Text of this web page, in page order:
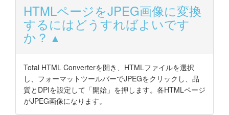
HTMLページをJPEG画像に変換
するにはどうすればよいです
か？
Total HTML Converterを開き、HTMLファイルを選択
し、フォーマットツールバーでJPEGをクリックし、品
質とDPIを設定して「開始」を押します。各HTMLページ
がJPEG画像になります。